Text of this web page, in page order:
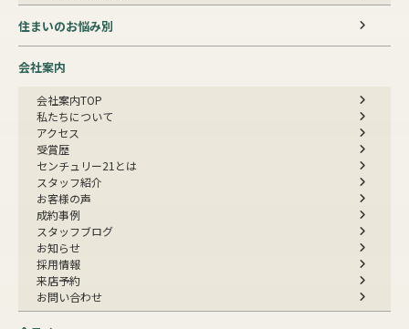
住まいのお悩み別
会社案内
会社案内TOP
私たちについて
アクセス
受賞歴
センチュリー21とは
スタッフ紹介
お客様の声
成約事例
スタッフブログ
お知らせ
採用情報
来店予約
お問い合わせ